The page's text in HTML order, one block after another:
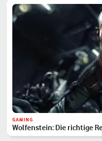
GAMING
Wolfenstein: Die richtige